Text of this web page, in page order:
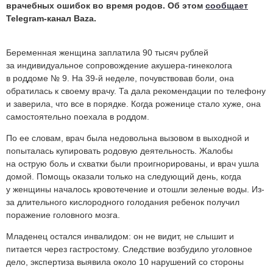
врачебных ошибок во время родов. Об этом сообщает
Telegram-канал Baza.
Беременная женщина заплатила 90 тысяч рублей
за индивидуальное сопровождение акушера-гинеколога
в роддоме № 9. На 39-й неделе, почувствовав боли, она
обратилась к своему врачу. Та дала рекомендации по телефону
и заверила, что все в порядке. Когда роженице стало хуже, она
самостоятельно поехала в роддом.
По ее словам, врач была недовольна вызовом в выходной и
попыталась купировать родовую деятельность. Жалобы
на острую боль и схватки были проигнорированы, и врач ушла
домой. Помощь оказали только на следующий день, когда
у женщины началось кровотечение и отошли зеленые воды. Из-
за длительного кислородного голодания ребенок получил
поражение головного мозга.
Младенец остался инвалидом: он не видит, не слышит и
питается через гастростому. Следствие возбудило уголовное
дело, экспертиза выявила около 10 нарушений со стороны